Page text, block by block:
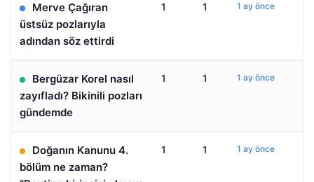
Merve Çağıran
üstsüz pozlarıyla
adından söz ettirdi
1 1 1 ay önce
Bergüzar Korel nasıl
zayıfladı? Bikinili pozları
gündemde
1 1 1 ay önce
Doğanın Kanunu 4.
bölüm ne zaman?
1 1 1 ay önce